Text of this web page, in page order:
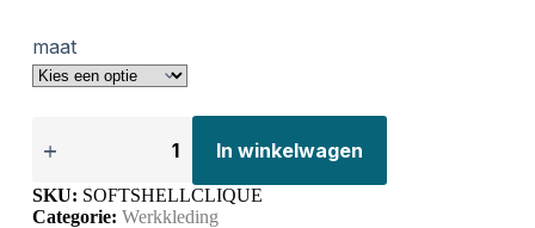
maat
In winkelwagen
SKU: SOFTSHELLCLIQUE
Categorie: Werkkleding